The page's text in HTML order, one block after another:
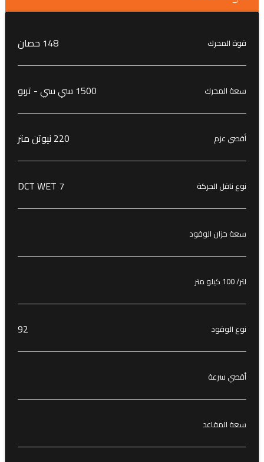
قوة المحرك 148 حصان
سعة المحرك 1500 سي سي - تربو
أقصي عزم 220 نيوتن متر
نوع ناقل الحركة 7 DCT WET
سعة خزان الوقود
لتر/ 100 كيلو متر
نوع الوقود 92
أقصي سرعة
سعة المقاعد